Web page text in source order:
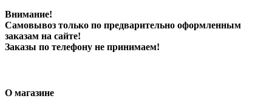
Внимание!
Самовывоз только по предварительно оформленным
заказам на сайте!
Заказы по телефону не принимаем!
О магазине